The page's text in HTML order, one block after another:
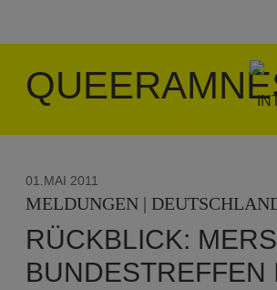
01.MAI 2011
MELDUNGEN |
RÜCKBLICK:
BUNDESTREFFEN